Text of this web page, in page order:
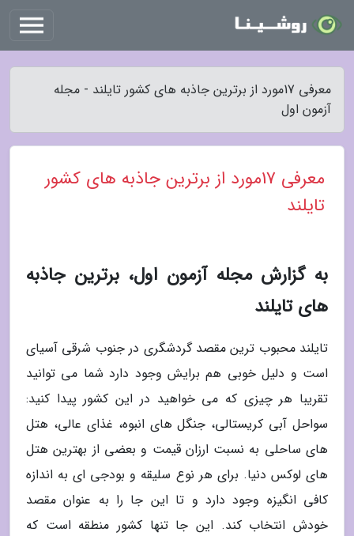
معرفی 17مورد از برترین جاذبه های کشور تایلند - مجله
آزمون اول
معرفی 17مورد از برترین جاذبه های کشور
تایلند
به گزارش مجله آزمون اول، برترین جاذبه
های تایلند
تایلند محبوب ترین مقصد گردشگری در جنوب شرقی آسیای
است و دلیل خوبی هم برایش وجود دارد شما می توانید
تقریبا هر چیزی که می خواهید در این کشور پیدا کنید:
سواحل آبی کریستالی، جنگل های انبوه، غذای عالی، هتل
های ساحلی به نسبت ارزان قیمت و بعضی از بهترین هتل
های لوکس دنیا. برای هر نوع سلیقه و بودجی ای به اندازه
کافی انگیزه وجود دارد و تا این جا را به عنوان مقصد
خودش انتخاب کند. این جا تنها کشور منطقه است که